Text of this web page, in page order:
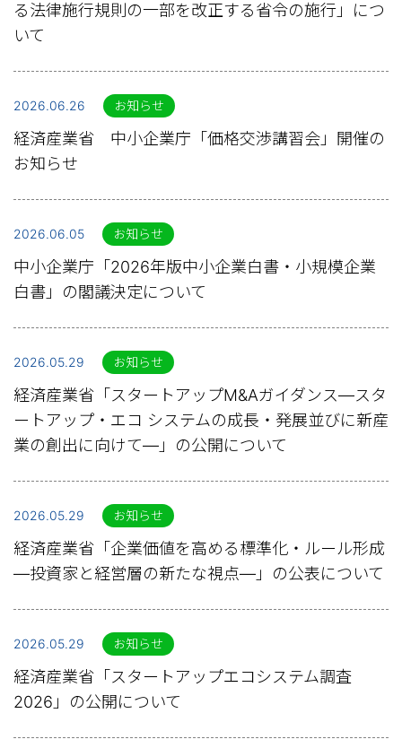
る法律施行規則の一部を改正する省令の施行」につ
いて
2026.06.26 お知らせ
経済産業省 中小企業庁「価格交渉講習会」開催の
お知らせ
2026.06.05 お知らせ
中小企業庁「2026年版中小企業白書・小規模企業
白書」の閣議決定について
2026.05.29 お知らせ
経済産業省「スタートアップM&Aガイダンス―スタ
ートアップ・エコ システムの成長・発展並びに新産
業の創出に向けて―」の公開について
2026.05.29 お知らせ
経済産業省「企業価値を高める標準化・ルール形成
―投資家と経営層の新たな視点―」の公表について
2026.05.29 お知らせ
経済産業省「スタートアップエコシステム調査
2026」の公開について